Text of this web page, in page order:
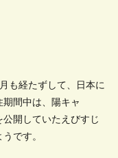
も経たずして、日本に
間中は、陽キャ
開していたえびすじ
です。